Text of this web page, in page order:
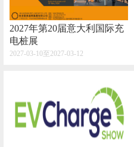
2027年第20届意大利国际充
电桩展
2027-03-10至2027-03-12